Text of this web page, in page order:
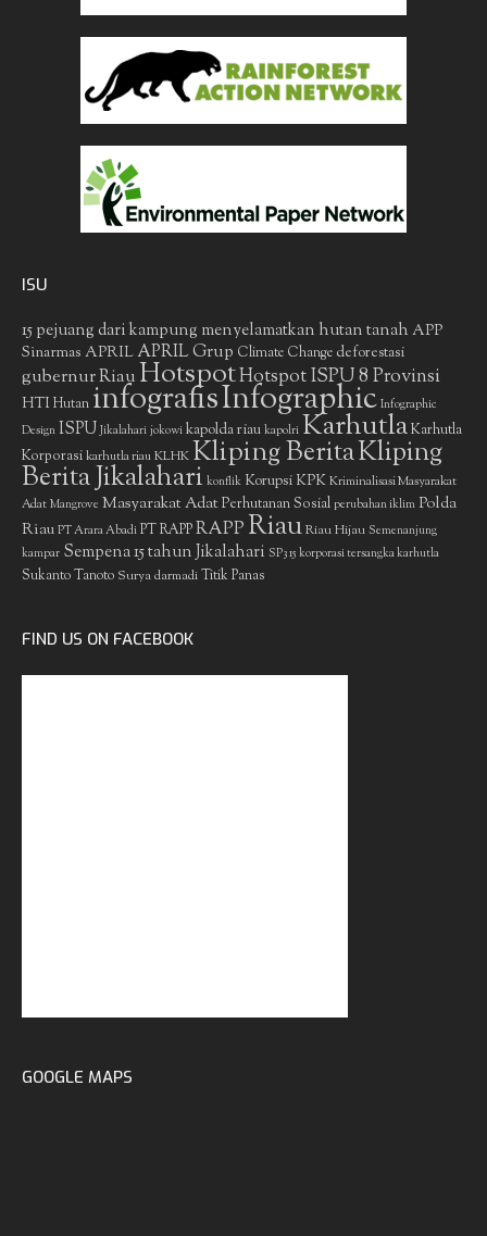
ISU
15 pejuang dari kampung menyelamatkan hutan tanah APP
Sinarmas APRIL APRIL Grup Climate Change deforestasi
gubernur RiauHotspotHotspot ISPU 8 Provinsi
HTIHutan infografisInfographic Infographic
Design ISPU Jikalahari jokowi kapolda riau kapolri KarhutlaKarhutla
Korporasikarhutla riauKLHKKliping BeritaKliping
Berita Jikalahari konflik Korupsi KPKKriminalisasi Masyarakat
Adat Mangrove Masyarakat AdatPerhutanan Sosial perubahan iklim Polda
Riau PT Arara Abadi PT RAPPRAPPRiauRiau Hijau Semenanjung
kampar Sempena 15 tahun Jikalahari SP3 15 korporasi tersangka karhutla
Sukanto Tanoto Surya darmadiTitik Panas
FIND US ON FACEBOOK
GOOGLE MAPS